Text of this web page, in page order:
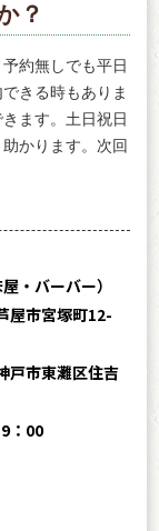
？
約無しでも平日
きる時もありま
ます。土日祝日
かります。次回
・バーバー）
屋市宮塚町12-
戸市東灘区住吉
：00